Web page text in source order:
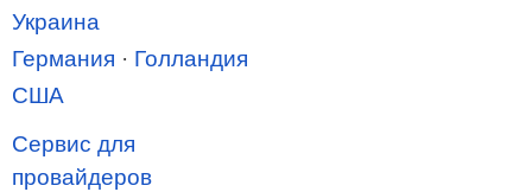
Украина
Германия · Голландия
США
Сервис для
провайдеров